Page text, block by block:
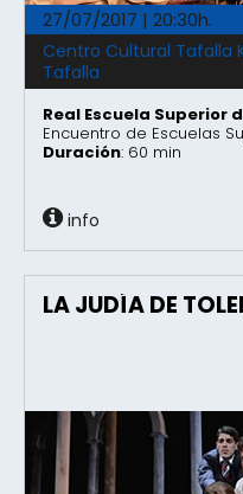
27/07/2017 | 20:30h.
Centro Cultural Tafalla
Tafalla
Real Escuela Superior
Encuentro de Escuelas
Duración: 60 min
info
LA JUDÍA DE